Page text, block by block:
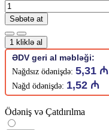
Səbətə at
1 kliklə al
ƏDV geri al məbləği:
Nağdsız ödənişdə: 5,31 ₼
Nağd ödənişdə: 1,52 ₼
Ödəniş və Çatdırılma